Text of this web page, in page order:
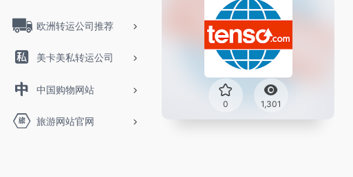
欧洲转运公司推荐
美卡美私转运公司
中国购物网站
旅游网站官网
0 1,301